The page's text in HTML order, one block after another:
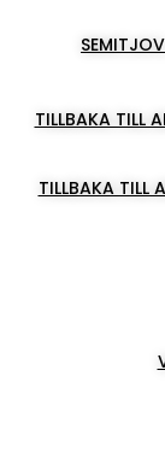
TILLBAKA TILL
TILLBAKA TILL